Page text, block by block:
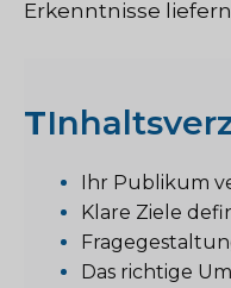
Erkenntnisse
T
Ihr Publikum
Klare Ziele
Das richtige